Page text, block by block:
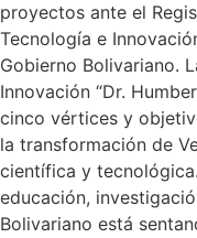
proyectos ante el
Tecnología e
Gobierno Bolivariano.
Innovación “Dr.
cinco vértices y
la transformación de
científica y
educación,
Bolivariano está